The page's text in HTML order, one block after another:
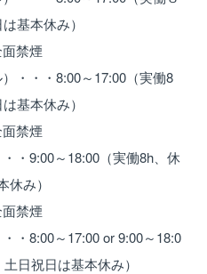
基本休み）
禁煙
・・・8:00～17:00（実働8
基本休み）
禁煙
・9:00～18:00（実働8h、休
み）
禁煙
・8:00～17:00 or 9:00～18:0
日祝日は基本休み）